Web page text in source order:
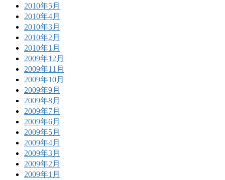
2010年5月
2010年4月
2010年3月
2010年2月
2010年1月
2009年12月
2009年11月
2009年10月
2009年9月
2009年8月
2009年7月
2009年6月
2009年5月
2009年4月
2009年3月
2009年2月
2009年1月